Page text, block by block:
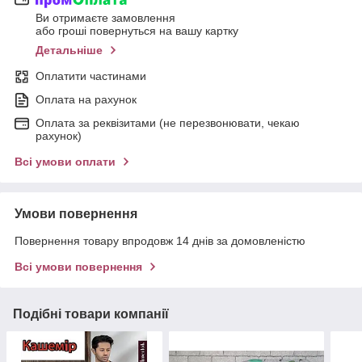
Ви отримаєте замовлення
або гроші повернуться на вашу картку
Детальніше
Оплатити частинами
Оплата на рахунок
Оплата за реквізитами (не перезвонювати, чекаю
рахунок)
Всі умови оплати
Умови повернення
Повернення товару впродовж 14 днів за домовленістю
Всі умови повернення
Подібні товари компанії